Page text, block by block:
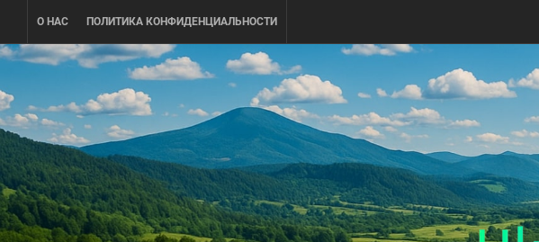
content
О НАС ПОЛИТИКА КОНФИДЕНЦИАЛЬНОСТИ